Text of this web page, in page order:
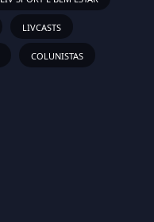
LIVCASTS
COLUNISTAS